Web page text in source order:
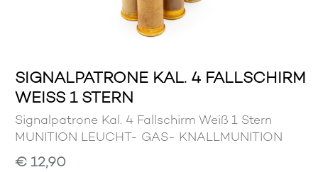
SIGNALPATRONE KAL. 4 FALLSCHIRM
WEISS 1 STERN
Signalpatrone Kal. 4 Fallschirm Weiß 1 Stern
MUNITION LEUCHT- GAS- KNALLMUNITION
€ 12,90